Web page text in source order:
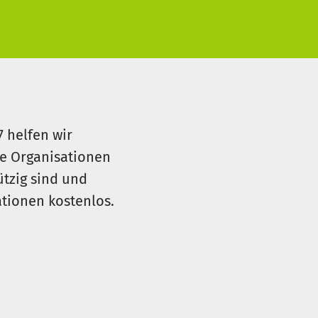
helfen wir
Organisationen
sind und
kostenlos.